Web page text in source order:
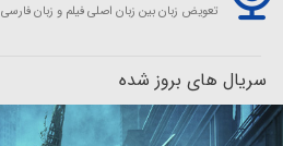
تعویض زبان بین زبان اصلی فیلم و زبان فارسی
سریال های بروز شده